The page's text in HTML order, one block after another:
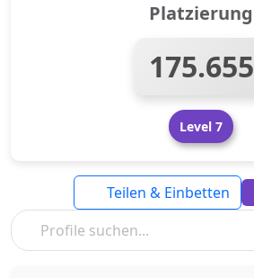
Platzierung
175.655
Level 7
Teilen & Einbetten